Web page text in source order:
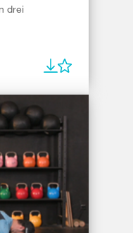
drei